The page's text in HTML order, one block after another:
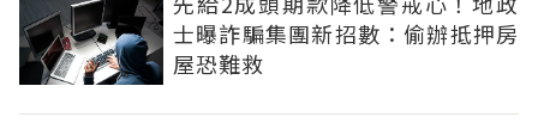
士曝詐騙集團新招數：偷辦抵押房
屋恐難救